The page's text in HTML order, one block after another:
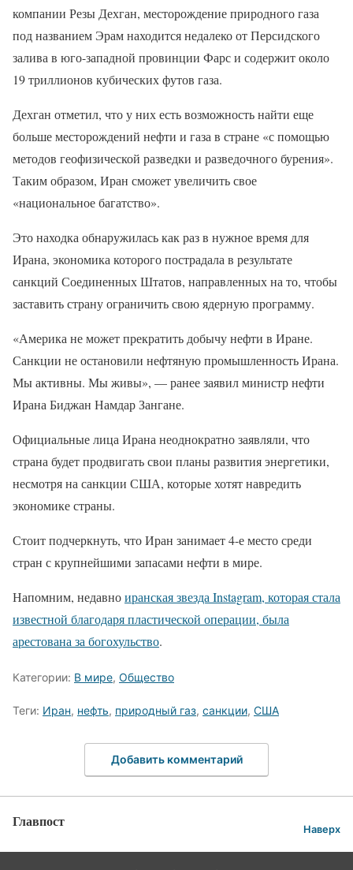
компании Резы Дехган, месторождение природного газа
под названием Эрам находится недалеко от Персидского
залива в юго-западной провинции Фарс и содержит около
19 триллионов кубических футов газа.
Дехган отметил, что у них есть возможность найти еще
больше месторождений нефти и газа в стране «с помощью
методов геофизической разведки и разведочного бурения».
Таким образом, Иран сможет увеличить свое
«национальное багатство».
Это находка обнаружилась как раз в нужное время для
Ирана, экономика которого пострадала в результате
санкций Соединенных Штатов, направленных на то, чтобы
заставить страну ограничить свою ядерную программу.
«Америка не может прекратить добычу нефти в Иране.
Санкции не остановили нефтяную промышленность Ирана.
Мы активны. Мы живы», — ранее заявил министр нефти
Ирана Биджан Намдар Зангане.
Официальные лица Ирана неоднократно заявляли, что
страна будет продвигать свои планы развития энергетики,
несмотря на санкции США, которые хотят навредить
экономике страны.
Стоит подчеркнуть, что Иран занимает 4-е место среди
стран с крупнейшими запасами нефти в мире.
Напомним, недавноиранская звезда Instagram, которая стала
известной благодаря пластической операции, была
арестована за богохульство.
Категории: В мире, Общество
Теги: Иран, нефть, природный газ, санкции, США
Добавить комментарий
Главпост Наверх